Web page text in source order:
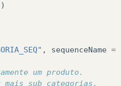
, sequenceName =
um produto.
mais sub categorias.